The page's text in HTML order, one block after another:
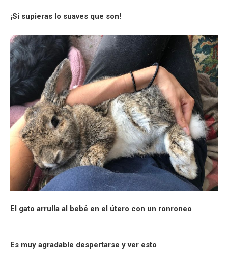
¡Si supieras lo suaves que son!
El gato arrulla al bebé en el útero con un ronroneo
Es muy agradable despertarse y ver esto